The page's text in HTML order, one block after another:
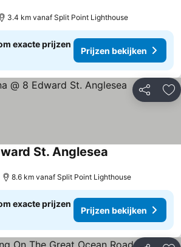
3.4 km vanaf Split Point Lighthouse
exacte prijzen
Prijzen bekijken
Delen
St. Anglesea
8.6 km vanaf Split Point Lighthouse
exacte prijzen
Prijzen bekijken